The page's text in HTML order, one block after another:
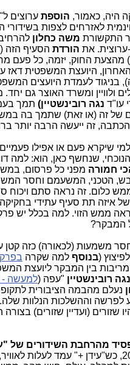
היה, כאמור, הוספת ערוצים
לאזרחים לצפות בשידורי
התקשורת משה כחלון
ערוצית. את הורדת הסעיף הזה
מהצעת החוק, יזמה, כל פעם
היועצת המשפטית דאז
בניגוד לעמדת היועצים
ולוויין ומשרד האוצר גם
עו"ד נגה רובינשטיין) תמך
של זה (או זאת) שתמך בה
זה ייעשה הרבה יותר
שיקרא פעם או אפילו
שנחשף כאן, הוא: למה
חמורה מפני כל פרסום,
הטכני, המשעמם וחסר
כלום. זה נראה סתם ויכוח
איזה תת סעיף עתידי
ממש הזוי. למה בכלל יש פרק
המבקר?
חסר משמעות (לכאורה) כזה קטן
(בנוסף למה שקרה
בין המבקר ליועצת
נגה רובינשטיין "עפה (למעשה
נעלם מהבמה הציבורית
לפרשה וההשלכות הנלוות
שזורים (ועדיין שזורים)
בשנים 2007 עד 2009, כש"עידן +" עמד לעלות